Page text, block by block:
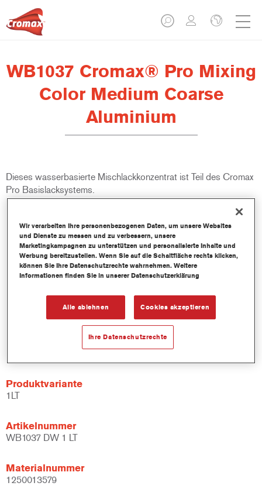
WB1037 Cromax® Pro Mixing
Color Medium Coarse
Aluminium
Dieses wasserbasierte Mischlackkonzentrat ist Teil des Cromax
Pro Basislacksystems.
Ausgezeichnete Ergiebigkeit mit außergewöhnlich genauer
Farbtonangleichung.
Schnelle und sparsame Anwendung trägt zur Steigerung
des Durchsatz und der Produktivität bei.
Mischlacken und Bindemitteln.
Bietet ein breites Anwendungsfenster.
Flexibel – kann unter verschiedenen klimatischen
Bedingungen und mit unterschiedlichen
Anwendungstechniken verarbeitet werden.
Produktvariante
1LT
Artikelnummer
WB1037 DW 1 LT
Materialnummer
1250013579
Wir verarbeiten Ihre personenbezogenen Daten, um unsere Websites
und Dienste zu messen und zu verbessern, unsere
Marketingkampagnen zu unterstützen und personalisierte Inhalte und
Werbung bereitzustellen. Wenn Sie auf die Schaltfläche rechts klicken,
können Sie Ihre Datenschutzrechte wahrnehmen. Weitere
Informationen finden Sie in unserer Datenschutzerklärung
Alle ablehnen Cookies akzeptieren
Ihre Datenschutzrechte